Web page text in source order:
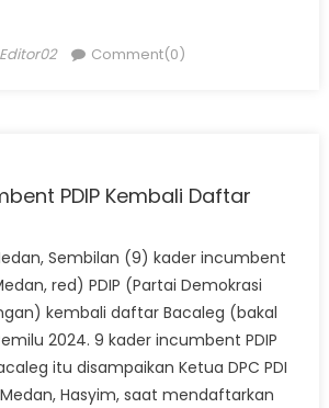
Author
Editor02 Comment(0)
PDIP Kembali Daftar
Sembilan (9) kader incumbent
red) PDIP (Partai Demokrasi
kembali daftar Bacaleg (bakal
2024. 9 kader incumbent PDIP
itu disampaikan Ketua DPC PDI
Hasyim, saat mendaftarkan